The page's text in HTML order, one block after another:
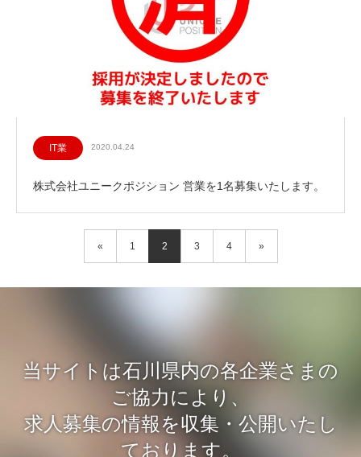
IT業 2020.04.24
株式会社ユニークポジション 営業を1名募集いたします。
« 1 2 3 4 »
当サイトは石川県内の各企業さまの
ご協力により、
求人募集の情報を収集・公開いたし
ております。